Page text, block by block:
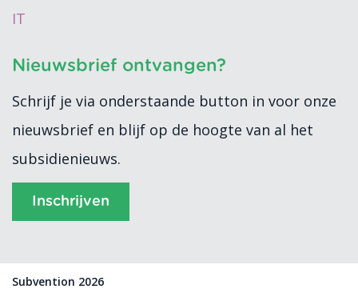
IT
Nieuwsbrief ontvangen?
Schrijf je via onderstaande button in voor onze
nieuwsbrief en blijf op de hoogte van al het
subsidienieuws.
Inschrijven
Subvention 2026